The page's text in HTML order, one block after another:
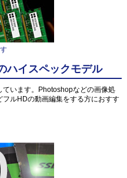
ハイスペックモデル
ています。Photoshopなどの画像処
ルHDの動画編集をする方におすす